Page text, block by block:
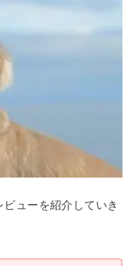
ューを紹介していき